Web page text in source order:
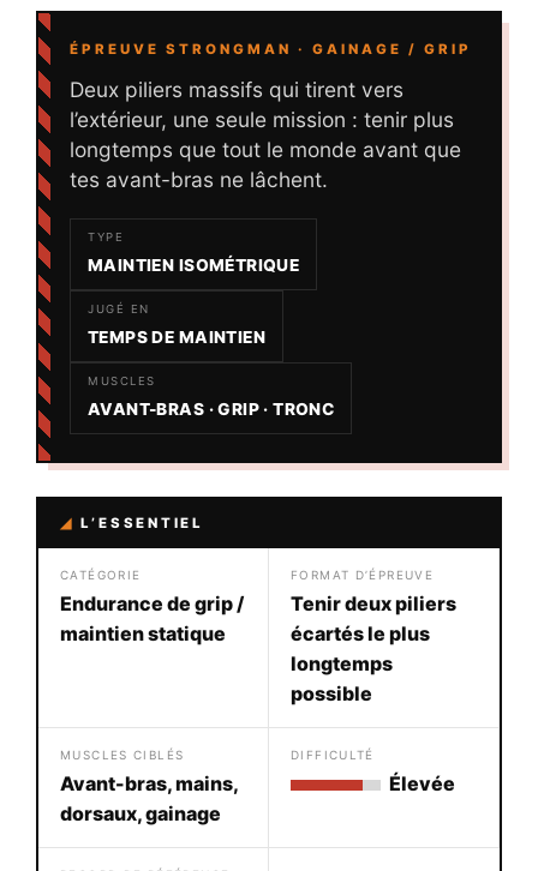
ÉPREUVE STRONGMAN · GAINAGE / GRIP
Deux piliers massifs qui tirent vers
l’extérieur, une seule mission : tenir plus
longtemps que tout le monde avant que
tes avant-bras ne lâchent.
TYPE
MAINTIEN ISOMÉTRIQUE
JUGÉ EN
TEMPS DE MAINTIEN
MUSCLES
AVANT-BRAS · GRIP · TRONC
◢ L’ESSENTIEL
CATÉGORIE
Endurance de grip /
maintien statique
FORMAT D’ÉPREUVE
Tenir deux piliers
écartés le plus
longtemps
possible
MUSCLES CIBLÉS
Avant-bras, mains,
dorsaux, gainage
DIFFICULTÉ
Élevée